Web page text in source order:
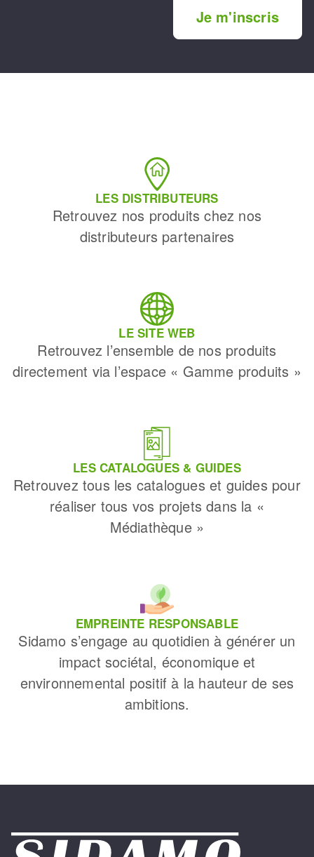
Je m'inscris
LES DISTRIBUTEURS
Retrouvez nos produits chez nos
distributeurs partenaires
LE SITE WEB
Retrouvez l’ensemble de nos produits
directement via l’espace « Gamme produits »
LES CATALOGUES & GUIDES
Retrouvez tous les catalogues et guides pour
réaliser tous vos projets dans la «
Médiathèque »
EMPREINTE RESPONSABLE
Sidamo s’engage au quotidien à générer un
impact sociétal, économique et
environnemental positif à la hauteur de ses
ambitions.